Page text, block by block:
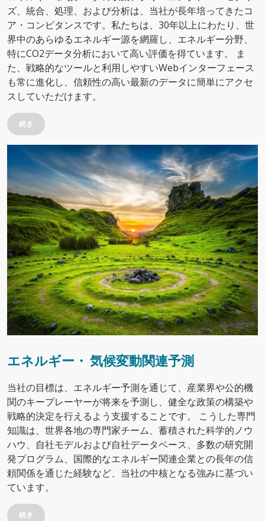
ズ、統合、処理、および分析は、当社が長年培ってきたコ
ア・コンピタンスです。私たちは、30年以上にわたり、世
界中のあらゆるエネルギー源を網羅し、エネルギー分野、
特にCO2データ分析において高い評価を得ています。 ま
た、戦略的なツールと利用しやすいWebインターフェース
も常に進化し、信頼性の高い最新のデータに簡単にアクセ
スしていただけます。
続き
エネルギー・ 気候変動関連予測
当社の目標は、エネルギー予測を通じて、産業界や公的機
関のキープレーヤーが将来を予測し、健全な政策の構築や
戦略的決定を行えるよう支援することです。 こうした専門
知識は、世界各地の専門家チーム、蓄積された科学的ノウ
ハウ、自社モデルおよび自社データベース、多数の研究開
発プログラム、国際的なエネルギー関連企業との長年の信
頼関係を通じた経験など、当社の中核となる強みに基づい
ています。
続き